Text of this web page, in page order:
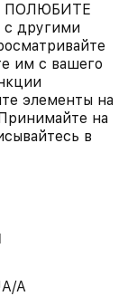
ПОЛЮБИТЕ
с другими
им с вашего
элементы на
на
в
A